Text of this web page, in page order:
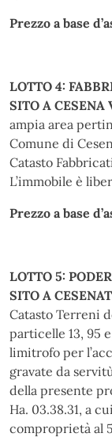
Prezzo a base
LOTTO 4:
SITO A
ampia area
Comune di
Catasto
L’immobile è
Prezzo a base
LOTTO 5:
SITO A
Catasto Terreni
particelle 13, 95
limitrofo per
gravate da
della presente
Ha. 03.38.31, a
comproprietà al